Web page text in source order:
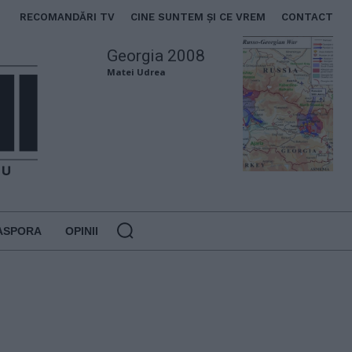
RECOMANDĂRI TV CINE SUNTEM ȘI CE VREM CONTACT
Georgia 2008
Matei Udrea
OPINII